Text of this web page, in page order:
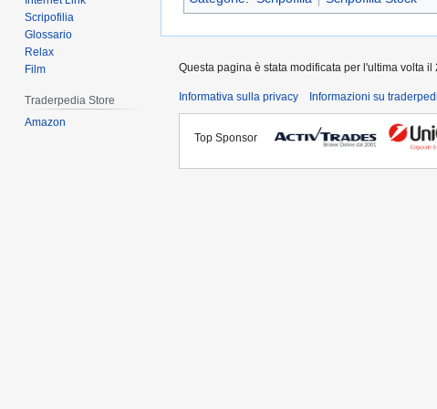
Scripofilia
Glossario
Relax
Film
Traderpedia Store
Amazon
Questa pagina è stata modificata per l'ultima volta il
Informativa sulla privacy Informazioni su
Top Sponsor